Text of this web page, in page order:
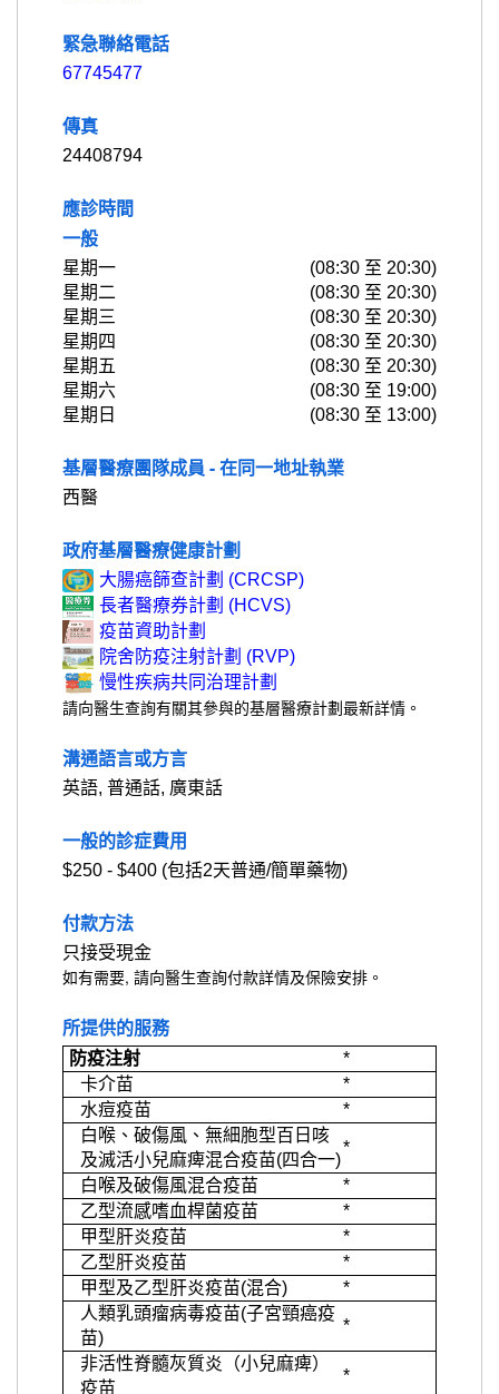
緊急聯絡電話
67745477
傳真
24408794
應診時間
一般
星期一
(08:30 至 20:30)
星期二
(08:30 至 20:30)
星期三
(08:30 至 20:30)
星期四
(08:30 至 20:30)
星期五
(08:30 至 20:30)
星期六
(08:30 至 19:00)
星期日
(08:30 至 13:00)
基層醫療團隊成員 - 在同一地址執業
西醫
政府基層醫療健康計劃
大腸癌篩查計劃 (CRCSP)
長者醫療券計劃 (HCVS)
疫苗資助計劃
院舍防疫注射計劃 (RVP)
慢性疾病共同治理計劃
請向醫生查詢有關其參與的基層醫療計劃最新詳情。
溝通語言或方言
英語, 普通話, 廣東話
一般的診症費用
$250 - $400 (包括2天普通/簡單藥物)
付款方法
只接受現金
如有需要, 請向醫生查詢付款詳情及保險安排。
所提供的服務
防疫注射
*
卡介苗
*
水痘疫苗
*
白喉、破傷風、無細胞型百日咳
及滅活小兒麻痺混合疫苗(四合一)
*
白喉及破傷風混合疫苗
*
乙型流感嗜血桿菌疫苗
*
甲型肝炎疫苗
*
乙型肝炎疫苗
*
甲型及乙型肝炎疫苗(混合)
*
人類乳頭瘤病毒疫苗(子宮頸癌疫
苗)
*
非活性脊髓灰質炎（小兒麻痺）
疫苗
*